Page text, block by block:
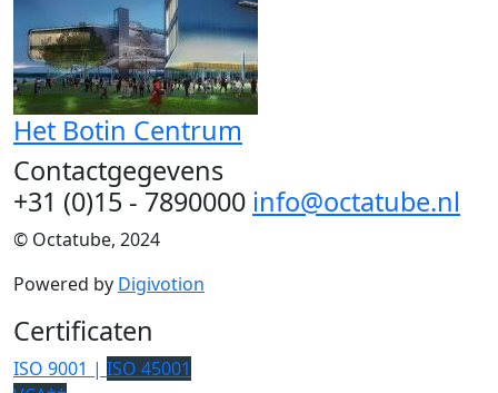
Het Botin Centrum
Contactgegevens
+31 (0)15 - 7890000 info@octatube.nl
© Octatube, 2024
Powered by Digivotion
Certificaten
ISO 9001 | ISO 45001